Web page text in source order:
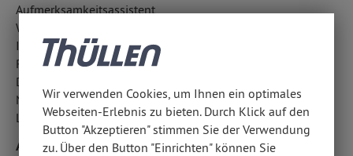
Aufmerksamkeitsassistent
Wegfahrsperre
ISOFIX Kindersitzbefestigung
Regensensor
Diebstahlwarnanlage
Notrufsystem
Lichtsensor
Airbags
Wir verwenden Cookies, um Ihnen ein optimales
Webseiten-Erlebnis zu bieten. Durch Klick auf den
Button "Akzeptieren" stimmen Sie der Verwendung
zu. Über den Button "Einrichten" können Sie